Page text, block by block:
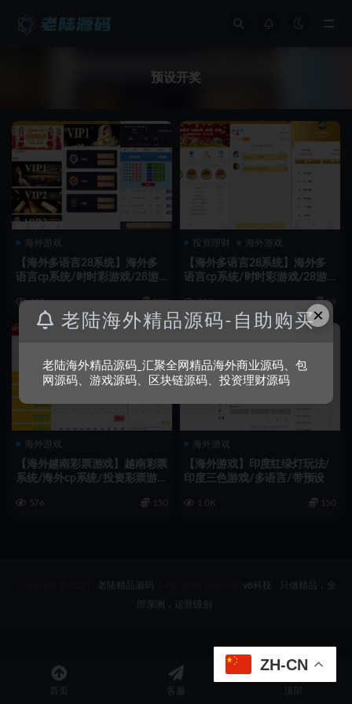
预设开奖
海外游戏
【海外多语言28系统】海外多
语言cp系统/时时彩游戏/28游
预设开奖/海外源码
410 100
投资理财 海外游戏
【海外多语言28系统】海外多
语言cp系统/时时彩游戏/28游
262 99
海外游戏
【海外越南彩票游戏】越南彩票
系统/海外cp系统/投资彩票游
576 150
海外游戏
【海外游戏】印度红绿灯玩法/
印度三色游戏/多语言/带预设
1.0K 150
老陆精品源码 v8科技
只做精品，全
部亲测，运营级别
首页 客服 顶部
ZH-CN
×
老陆海外精品源码-自助购买
老陆海外精品源码_汇聚全网精品海外商业源码、包
网源码、游戏源码、区块链源码、投资理财源码